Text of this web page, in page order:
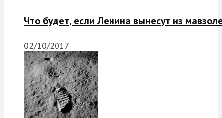
Что будет, если Ленина вынесут из
02/10/2017